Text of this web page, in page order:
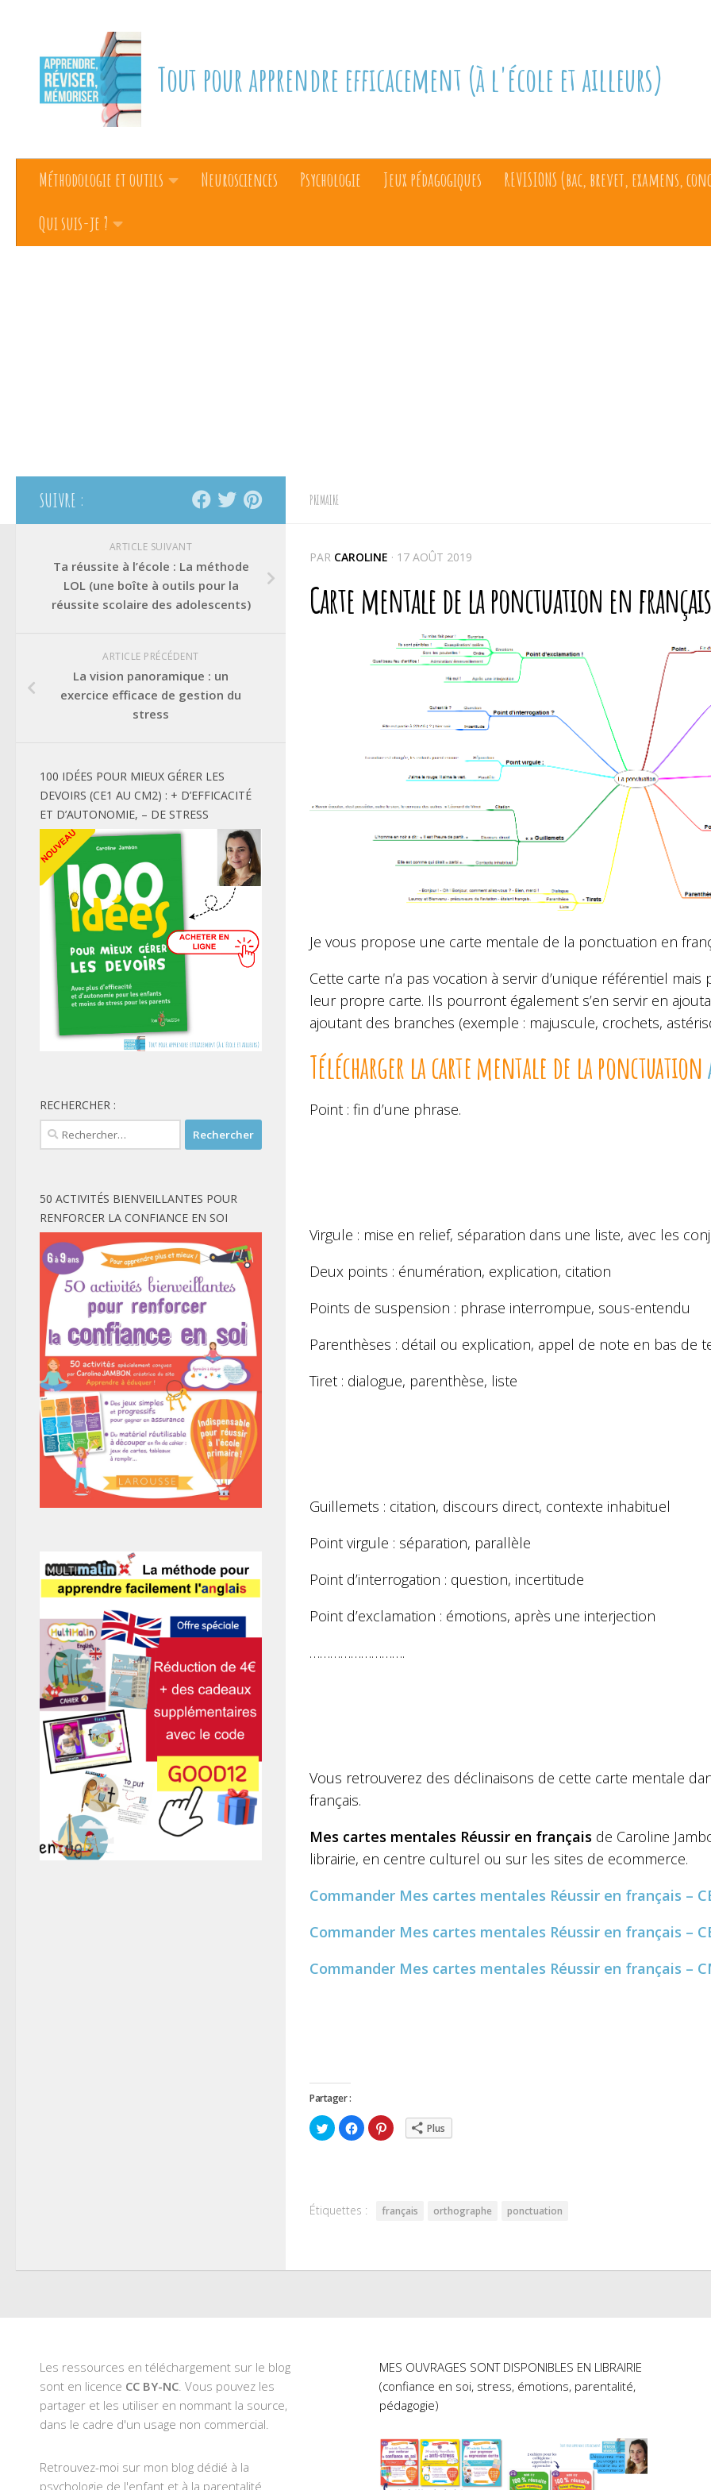
Tout pour apprendre efficacement (à l'école et ailleurs)
Méthodologie et outils Neurosciences Psychologie Jeux pédagogiques REVISIONS (bac, brevet, examens,
Qui suis-je ?
PRIMAIRE
PAR CAROLINE · 17 AOÛT 2019
Carte mentale de la ponctuation en français
Je vous propose une carte mentale de la ponctuation en
Cette carte n’a pas vocation à servir d’unique référentiel
leur propre carte. Ils pourront également s’en servir en
ajoutant des branches (exemple : majuscule, crochets,
Télécharger la carte mentale de la ponctuation
Point : fin d’une phrase.
Virgule : mise en relief, séparation dans une liste, avec les
Deux points : énumération, explication, citation
Points de suspension : phrase interrompue, sous-entendu
Parenthèses : détail ou explication, appel de note en bas de
Tiret : dialogue, parenthèse, liste
Guillemets : citation, discours direct, contexte inhabituel
Point virgule : séparation, parallèle
Point d’interrogation : question, incertitude
Point d’exclamation : émotions, après une interjection
……………………….
Vous retrouverez des déclinaisons de cette carte mentale
français.
Mes cartes mentales Réussir en français de Caroline
librairie, en centre culturel ou sur les sites de ecommerce.
Commander Mes cartes mentales Réussir en français –
Commander Mes cartes mentales Réussir en français –
Commander Mes cartes mentales Réussir en français –
Partager :
Cliquez
pour
partager
Cliquez
pour
partager
Cliquez
pour Plus
Étiquettes : français orthographe ponctuation
SUIVRE :
ARTICLE SUIVANT
Ta réussite à l’école : La méthode
LOL (une boîte à outils pour la
réussite scolaire des adolescents)
ARTICLE PRÉCÉDENT
La vision panoramique : un
exercice efficace de gestion du
stress
100 IDÉES POUR MIEUX GÉRER LES
DEVOIRS (CE1 AU CM2) : + D’EFFICACITÉ
ET D’AUTONOMIE, – DE STRESS
RECHERCHER :
Rechercher :
50 ACTIVITÉS BIENVEILLANTES POUR
RENFORCER LA CONFIANCE EN SOI
Les ressources en téléchargement sur le blog
sont en licence CC BY-NC . Vous pouvez les
partager et les utiliser en nommant la source,
dans le cadre d'un usage non commercial.
Retrouvez-moi sur mon blog dédié à la
psychologie de l'enfant et à la parentalité
MES OUVRAGES SONT DISPONIBLES EN LIBRAIRIE
(confiance en soi, stress, émotions, parentalité,
pédagogie)